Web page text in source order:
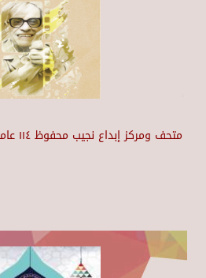
متحف ومركز إبداع نجيب محفوظ ١١٤ عاماً على ميلاد صاحب الثلاثية